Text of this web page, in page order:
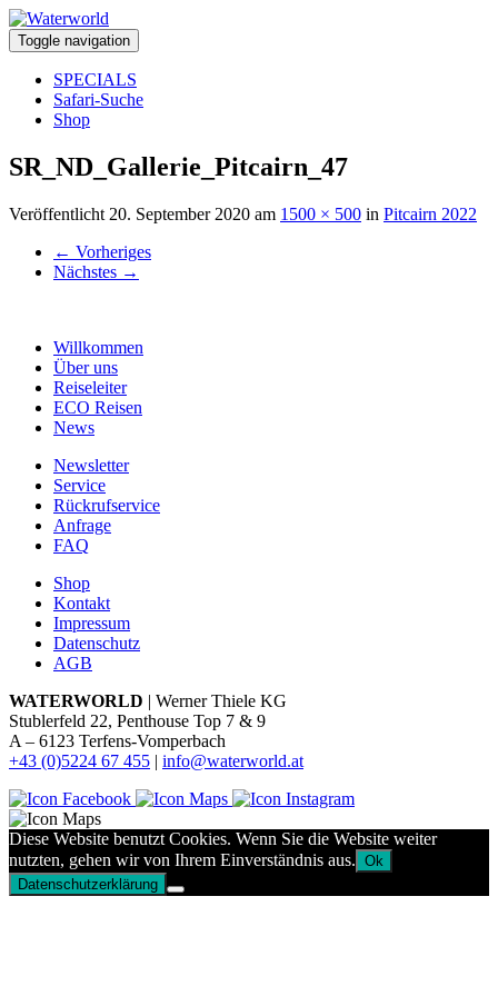
Toggle navigation
SPECIALS
Safari-Suche
Shop
SR_ND_Gallerie_Pitcairn_47
Veröffentlicht 20. September 2020 am 1500 × 500 in Pitcairn 2022
← Vorheriges
Nächstes →
Willkommen
Über uns
Reiseleiter
ECO Reisen
News
Newsletter
Service
Rückrufservice
Anfrage
FAQ
Shop
Kontakt
Impressum
Datenschutz
AGB
WATERWORLD | Werner Thiele KG
Stublerfeld 22, Penthouse Top 7 & 9
A – 6123 Terfens-Vomperbach
+43 (0)5224 67 455 | info@waterworld.at
Diese Website benutzt Cookies. Wenn Sie die Website weiter
nutzten, gehen wir von Ihrem Einverständnis aus. Ok
Datenschutzerklärung